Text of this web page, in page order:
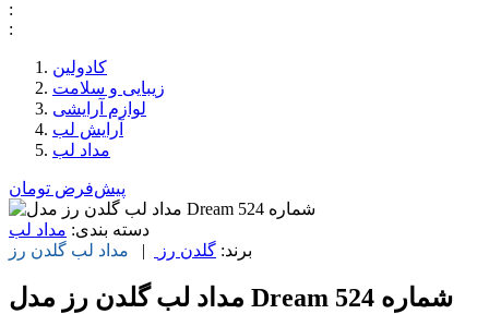
:
:
کادولین
زیبایی و سلامت
لوازم آرایشی
آرایش لب
مداد لب
پیش‌فرض تومان
دسته بندی: مداد لب
برند: گلدن رز | مداد لب گلدن رز
مداد لب گلدن رز مدل Dream شماره 524